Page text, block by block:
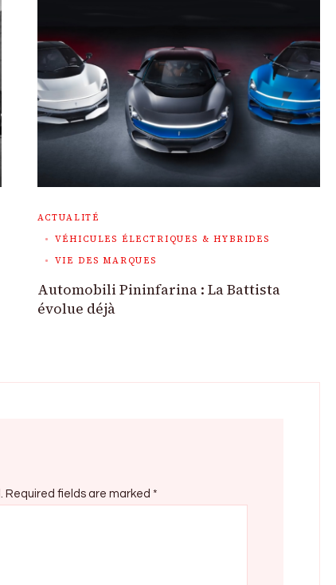
ACTUALITÉ
VÉHICULES ÉLECTRIQUES & HYBRIDES
VIE DES MARQUES
Automobili Pininfarina : La Battista
évolue déjà
Required fields are marked *